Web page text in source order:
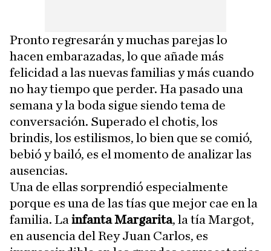
Pronto regresarán y muchas parejas lo
hacen embarazadas, lo que añade más
felicidad a las nuevas familias y más cuando
no hay tiempo que perder. Ha pasado una
semana y la boda sigue siendo tema de
conversación. Superado el chotis, los
brindis, los estilismos, lo bien que se comió,
bebió y bailó, es el momento de analizar las
ausencias.
Una de ellas sorprendió especialmente
porque es una de las tías que mejor cae en la
familia. La infanta Margarita, la tía Margot,
en ausencia del Rey Juan Carlos, es